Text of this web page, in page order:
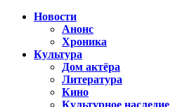
Новости
Анонс
Хроника
Культура
Дом актёра
Литература
Кино